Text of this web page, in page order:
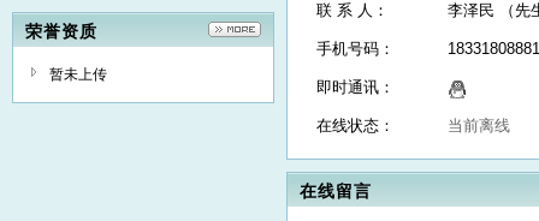
荣誉资质
暂未上传
联 系 人： 李泽民 （先
手机号码： 18331808881
即时通讯：
在线状态： 当前离线
在线留言